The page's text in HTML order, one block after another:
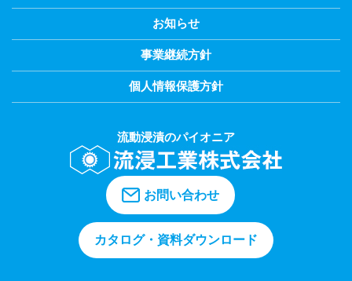
お知らせ
事業継続方針
個人情報保護方針
流動浸漬のパイオニア
お問い合わせ
カタログ・資料ダウンロード